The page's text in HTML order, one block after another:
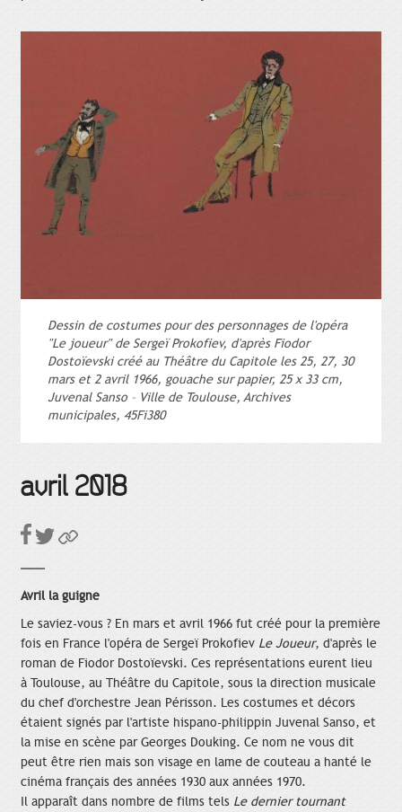
Dessin de costumes pour des personnages de l'opéra
"Le joueur" de Sergeï Prokofiev, d'après Fiodor
Dostoïevski créé au Théâtre du Capitole les 25, 27, 30
mars et 2 avril 1966, gouache sur papier, 25 x 33 cm,
Juvenal Sanso – Ville de Toulouse, Archives
municipales, 45Fi380
avril 2018
Avril la guigne
Le saviez-vous ? En mars et avril 1966 fut créé pour la première
fois en France l'opéra de Sergeï Prokofiev Le Joueur, d'après le
roman de Fiodor Dostoïevski. Ces représentations eurent lieu
à Toulouse, au Théâtre du Capitole, sous la direction musicale
du chef d'orchestre Jean Périsson. Les costumes et décors
étaient signés par l'artiste hispano-philippin Juvenal Sanso, et
la mise en scène par Georges Douking. Ce nom ne vous dit
peut être rien mais son visage en lame de couteau a hanté le
cinéma français des années 1930 aux années 1970.
Il apparaît dans nombre de films tels Le dernier tournant